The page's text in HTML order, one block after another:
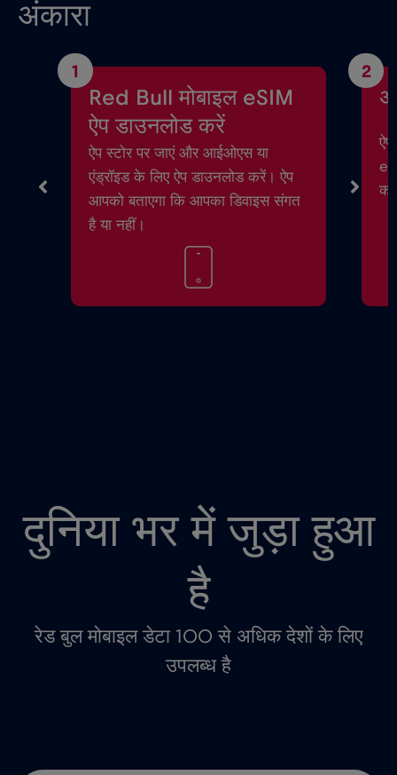
अंकारा
1
Red Bull मोबाइल eSIM
ऐप डाउनलोड करें
ऐप स्टोर पर जाएं और आईओएस या
एंड्रॉइड के लिए ऐप डाउनलोड करें। ऐप
आपको बताएगा कि आपका डिवाइस संगत
है या नहीं।
2
दुनिया भर में जुड़ा हुआ
है
रेड बुल मोबाइल डेटा 100 से अधिक देशों के लिए
उपलब्ध है